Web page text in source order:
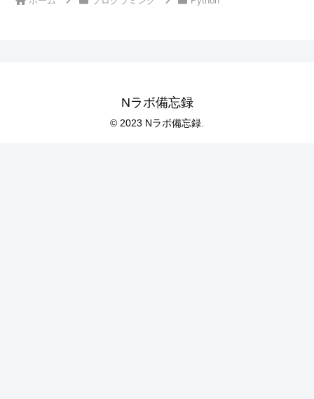
Nラボ備忘録
© 2023 Nラボ備忘録.